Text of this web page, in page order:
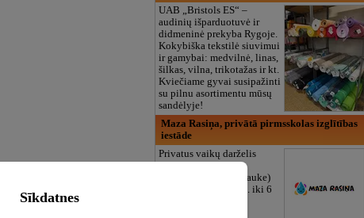
UAB „Bristols ES“ –
audinių išparduotuvė ir
didmeninė prekyba Rygoje.
Kokybiška tekstilė siuvimui
ir gamybai: medvilnė, linas,
šilkas, vilna, trikotažas ir kt.
Kviečiame gyvai susipažinti
su pilnu asortimentu mūsų
sandėlyje!
Maza Rasiņa, privātā pirmsskolas izglītības
iestāde
Privatus vaikų darželis
„Maza Rasiņa“
Pardaugavoje (Zasulauke)
vaikams nuo 10 mėn. iki 6
Sīkdatnes